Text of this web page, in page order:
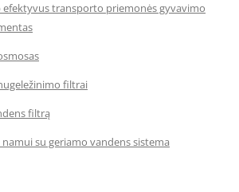
transporto priemonės gyvavimo
filtrai
filtrą
su geriamo vandens sistema